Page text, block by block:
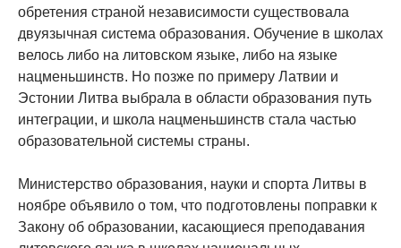
обретения страной независимости существовала
двуязычная система образования. Обучение в школах
велось либо на литовском языке, либо на языке
нацменьшинств. Но позже по примеру Латвии и
Эстонии Литва выбрала в области образования путь
интеграции, и школа нацменьшинств стала частью
образовательной системы страны.
Министерство образования, науки и спорта Литвы в
ноябре объявило о том, что подготовлены поправки к
Закону об образовании, касающиеся преподавания